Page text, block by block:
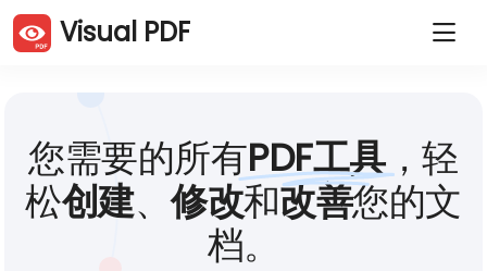
Visual PDF
提取 PDF 页面
拆分 PDF
合并PDF
JPG 转 PDF
PDF 转 JPG
网站转 PDF
您需要的所有PDF工具，轻
松创建、修改和改善您的文
档。